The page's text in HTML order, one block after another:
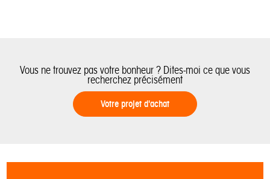
Vous ne trouvez pas votre bonheur ? Dites-moi ce que vous
recherchez précisément
Votre projet d'achat